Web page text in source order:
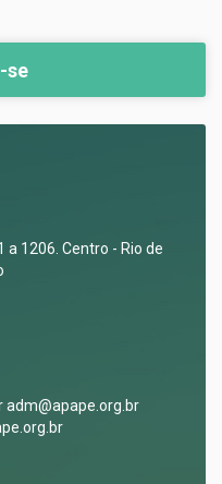
se
a 1206. Centro - Rio de
adm@apape.org.br